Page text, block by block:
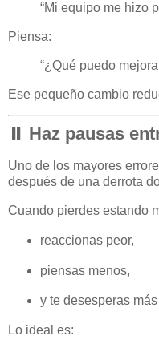
“Mi equipo me hizo
Piensa:
“¿Qué puedo
Ese pequeño cambio
⏸️ Haz pausas
Uno de los mayores
después de una derrota
Cuando pierdes estando
reaccionas peor,
piensas menos,
y te desesperas
Lo ideal es: